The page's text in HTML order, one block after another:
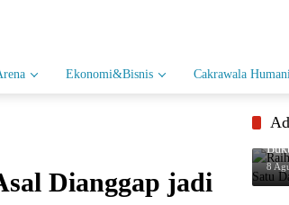
Ekonomi&Bisnis Cakrawala
Dianggap jadi
8